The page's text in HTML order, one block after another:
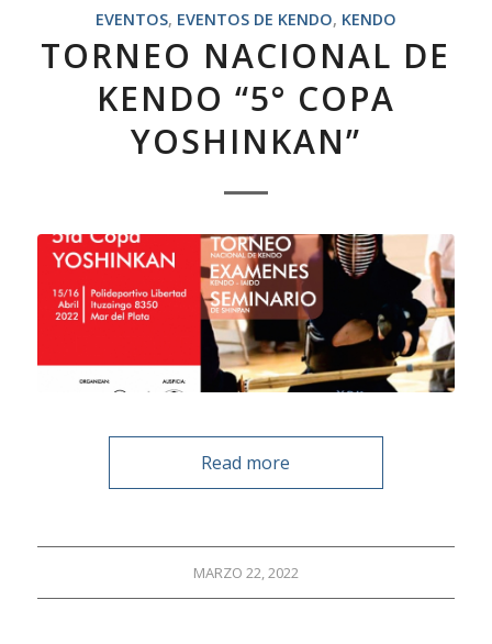
EVENTOS, EVENTOS DE KENDO, KENDO
TORNEO NACIONAL DE
KENDO “5° COPA
YOSHINKAN”
Read more
MARZO 22, 2022